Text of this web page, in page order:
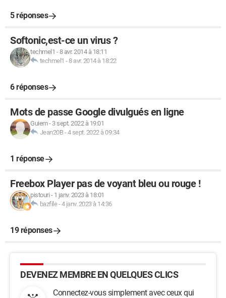
5 réponses
Softonic,est-ce un virus ?
techmel1 -8 avr. 2014 à 18:11
techmel1 - 8 avr. 2014 à 18:22
6 réponses
Mots de passe Google divulgués en ligne
Guiem- 3 sept. 2022 à 19:01
Jean20B-4 sept. 2022 à 09:34
1 réponse
Freebox Player pas de voyant bleu ou rouge !
pistouri - 1 janv. 2023 à 18:01
bazfile-4 janv. 2023 à 14:36
19 réponses
DEVENEZ MEMBRE EN QUELQUES CLICS
Connectez-vous simplement avec ceux qui